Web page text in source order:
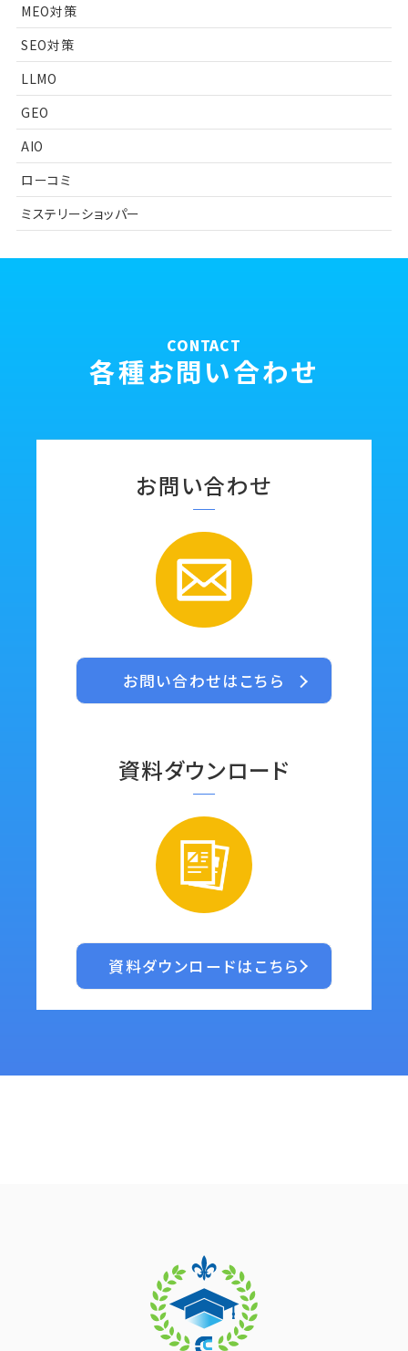
MEO対策
SEO対策
LLMO
GEO
AIO
ローコミ
ミステリーショッパー
CONTACT
各種お問い合わせ
資料ダウンロード
資料ダウンロードはこちら
お問い合わせ
お問い合わせはこちら